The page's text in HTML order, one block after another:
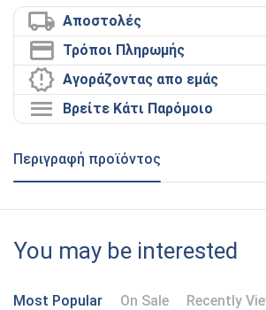
Αποστολές
Τρόποι Πληρωμής
Αγοράζοντας απο εμάς
Βρείτε Κάτι Παρόμοιο
Περιγραφή προϊόντος
You may be interested
Most Popular On Sale Recently